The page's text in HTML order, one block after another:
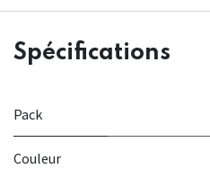
Spécifications
Pack
Couleur